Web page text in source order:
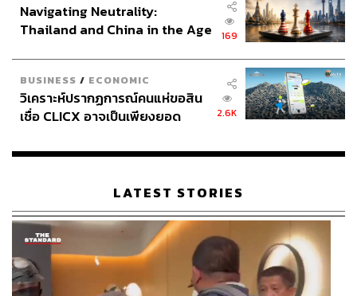
Navigating Neutrality:
Thailand and China in the Age
169
BUSINESS / ECONOMIC
วิเคราะห์ปรากฏการณ์คนแห่ขอสิน
เชื่อ CLICX อาจเป็นเพียงยอด
เรือนไทยที่ถูกซุกไว้
2.6K
LATEST STORIES